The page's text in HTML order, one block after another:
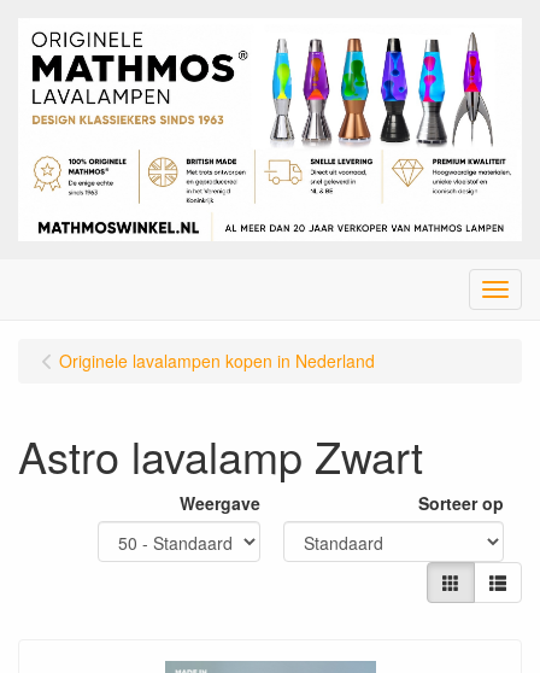
Menu
Originele lavalampen kopen in Nederland
Astro lavalamp Zwart
Weergave Sorteer op